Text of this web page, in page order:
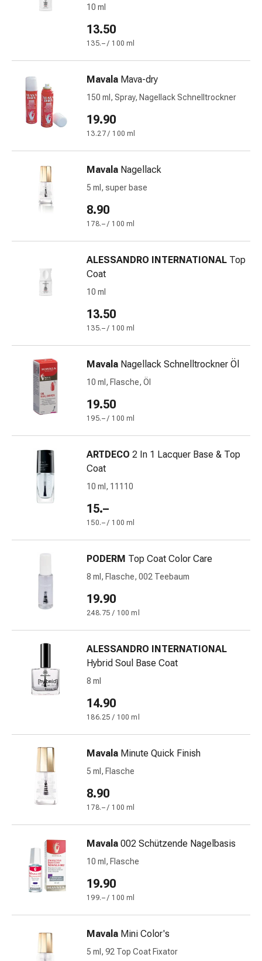
Verbandwechsel-
Wundauflagen
Wundbehandlung
Wundsprays
Wundverschlussstreifen
kleber
Ziehsalbe
und
Augen
Ohrenbeschwerden
Ohrenpflege
Augenentzündungen
Augenverbände
Augenhygiene
Herz
Herztherapie
Kompressions-
Strümpfe
Kreislaufbeschwerden
Rauchstopp
Venenbeschwerden
Herznerven-
Konzentrationsstörung
Allergien
&
Heuschnupfen
Antiallergika
Haut
Nase
Darm
Durchfall
Hämorrhoiden
Erbrechen
Verdauung,
Krämpfe
Verstopfung
Medizinische
Hautpflege
Juckreiz
Hühneraugen
Warzen
Nagel-
Fusspilz
Haut
Krankhaftes
10 ml
13.50
135.– / 100 ml
Mavala Mava-dry
150 ml, Spray, Nagellack Schnelltrockner
19.90
13.27 / 100 ml
Mavala Nagellack
5 ml, super base
8.90
178.– / 100 ml
ALESSANDRO INTERNATIONAL Top
Coat
10 ml
13.50
135.– / 100 ml
Mavala Nagellack Schnelltrockner Öl
10 ml, Flasche, Öl
19.50
195.– / 100 ml
ARTDECO 2 In 1 Lacquer Base & Top
Coat
10 ml, 11110
15.–
150.– / 100 ml
PODERM Top Coat Color Care
8 ml, Flasche, 002 Teebaum
19.90
248.75 / 100 ml
ALESSANDRO INTERNATIONAL
Hybrid Soul Base Coat
8 ml
14.90
186.25 / 100 ml
Mavala Minute Quick Finish
5 ml, Flasche
8.90
178.– / 100 ml
Mavala 002 Schützende Nagelbasis
10 ml, Flasche
19.90
199.– / 100 ml
Mavala Mini Color's
5 ml, 92 Top Coat Fixator